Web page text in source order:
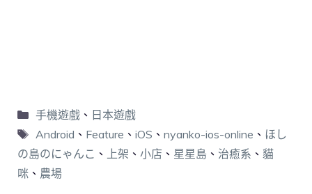
手機遊戲、 日本遊戲
Android 、 Feature 、 iOS 、 nyanko-ios-online 、 ほし
の島のにゃんこ 、 上架 、 小店 、 星星島 、 治癒系 、 貓
咪 、 農場